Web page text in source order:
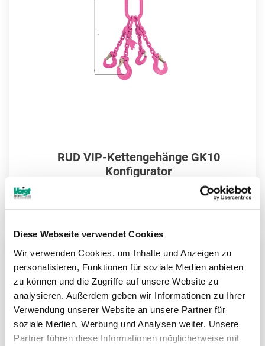
Diese Webseite verwendet Cookies
Wir verwenden Cookies, um Inhalte und Anzeigen zu
personalisieren, Funktionen für soziale Medien anbieten
zu können und die Zugriffe auf unsere Website zu
analysieren. Außerdem geben wir Informationen zu Ihrer
Verwendung unserer Website an unsere Partner für
soziale Medien, Werbung und Analysen weiter. Unsere
Partner führen diese Informationen möglicherweise mit
RUD VIP-Kettengehänge GK10
Konfigurator